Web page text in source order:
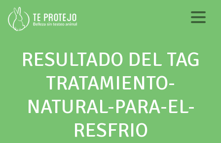
RESULTADO DEL TAG
TRATAMIENTO-
NATURAL-PARA-EL-
RESFRIO